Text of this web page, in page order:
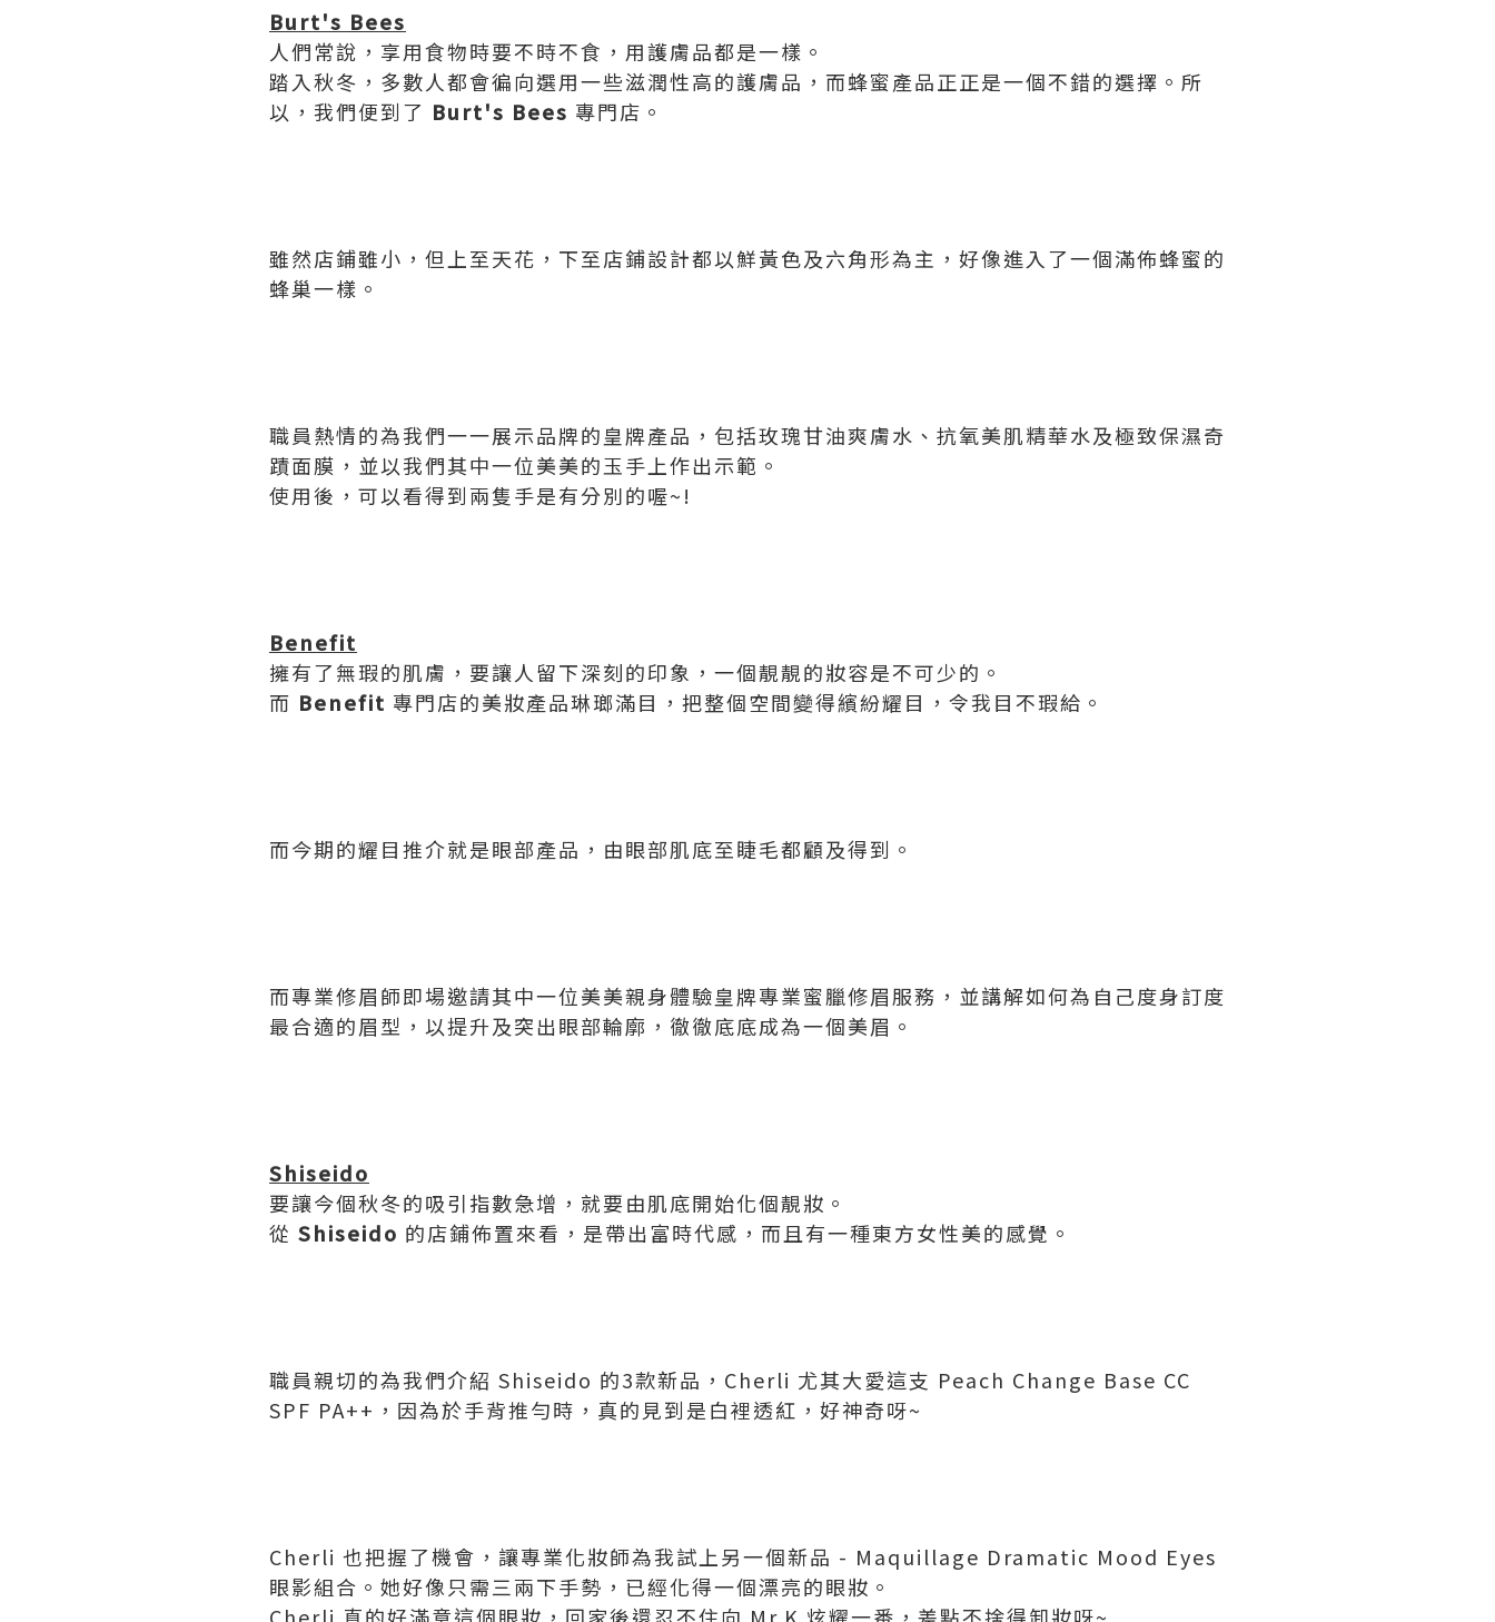
Burt's Bees
人們常說，享用食物時要不時不食，用護膚品都是一樣。
踏入秋冬，多數人都會徧向選用一些滋潤性高的護膚品，而蜂蜜產品正正是一個不錯的選擇。所
以，我們便到了 Burt's Bees 專門店。
雖然店鋪雖小，但上至天花，下至店鋪設計都以鮮黃色及六角形為主，好像進入了一個滿佈蜂蜜的
蜂巢一樣。
職員熱情的為我們一一展示品牌的皇牌產品，包括玫瑰甘油爽膚水、抗氧美肌精華水及極致保濕奇
蹟面膜，並以我們其中一位美美的玉手上作出示範。
使用後，可以看得到兩隻手是有分別的喔~!
Benefit
擁有了無瑕的肌膚，要讓人留下深刻的印象，一個靚靚的妝容是不可少的。
而 Benefit 專門店的美妝產品琳瑯滿目，把整個空間變得繽紛耀目，令我目不瑕給。
而今期的耀目推介就是眼部產品，由眼部肌底至睫毛都顧及得到。
而專業修眉師即場邀請其中一位美美親身體驗皇牌專業蜜臘修眉服務，並講解如何為自己度身訂度
最合適的眉型，以提升及突出眼部輪廓，徹徹底底成為一個美眉。
Shiseido
要讓今個秋冬的吸引指數急增，就要由肌底開始化個靚妝。
從 Shiseido 的店鋪佈置來看，是帶出富時代感，而且有一種東方女性美的感覺。
職員親切的為我們介紹 Shiseido 的3款新品，Cherli 尤其大愛這支 Peach Change Base CC
SPF PA++，因為於手背推勻時，真的見到是白裡透紅，好神奇呀~
Cherli 也把握了機會，讓專業化妝師為我試上另一個新品 - Maquillage Dramatic Mood Eyes
眼影組合。她好像只需三兩下手勢，已經化得一個漂亮的眼妝。